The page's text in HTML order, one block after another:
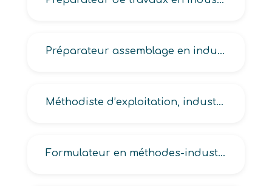
Préparateur assemblage en industrie, de méthodes en industrie, de piste en industrie
Méthodiste d’exploitation, industrialisation
Formulateur en méthodes-industrialisation